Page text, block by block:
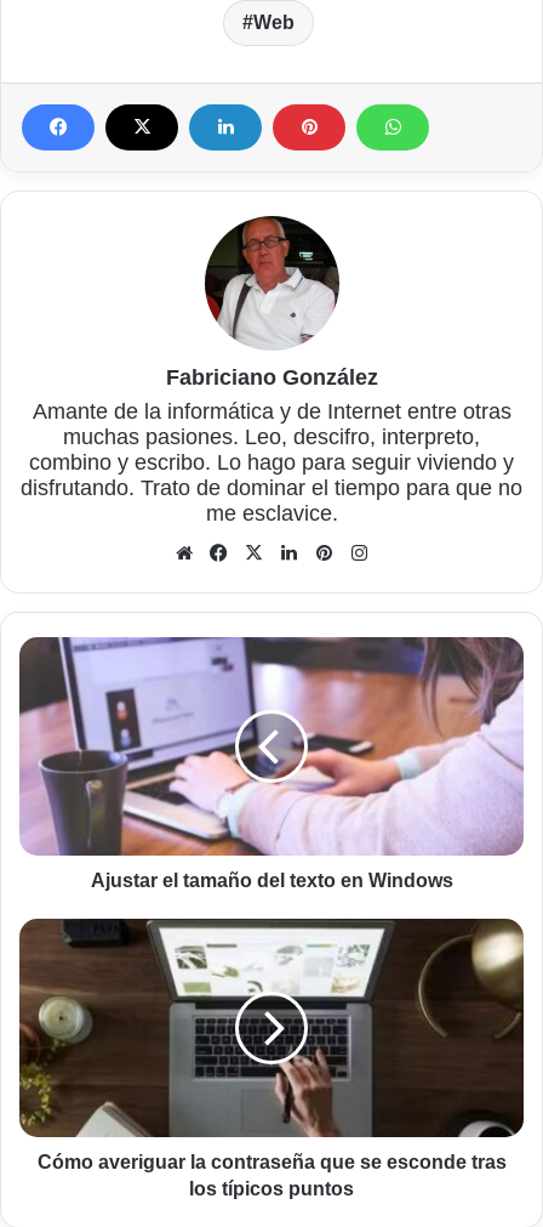
Web
Fabriciano González
Amante de la informática y de Internet entre otras
muchas pasiones. Leo, descifro, interpreto,
combino y escribo. Lo hago para seguir viviendo y
disfrutando. Trato de dominar el tiempo para que no
me esclavice.
Sitio
Facebook
X LinkedInPinterest
Ajustar
tamaño
del
texto
en
Windows
Ajustar el tamaño del texto en Windows
Cómo
averiguar
la
contraseña
que
se
esconde
tras
los
típicos
Cómo averiguar la contraseña que se esconde tras
los típicos puntos